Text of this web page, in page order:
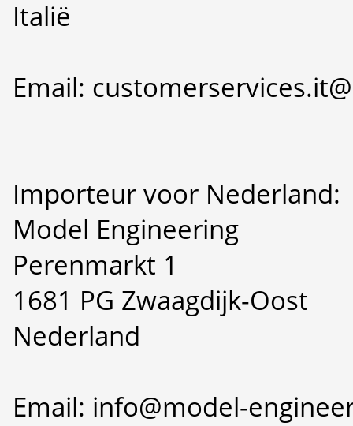
Italië
Email:
Importeur voor Nederland:
Model Engineering
Perenmarkt 1
1681 PG Zwaagdijk-Oost
Nederland
Email: info@model-